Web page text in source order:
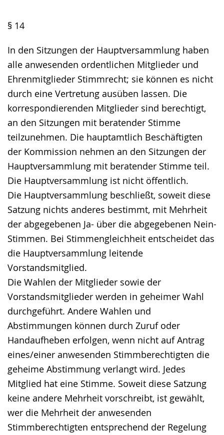
§ 14
In den Sitzungen der Hauptversammlung haben
alle anwesenden ordentlichen Mitglieder und
Ehrenmitglieder Stimmrecht; sie können es nicht
durch eine Vertretung ausüben lassen. Die
korrespondierenden Mitglieder sind berechtigt,
an den Sitzungen mit beratender Stimme
teilzunehmen. Die hauptamtlich Beschäftigten
der Kommission nehmen an den Sitzungen der
Hauptversammlung mit beratender Stimme teil.
Die Hauptversammlung ist nicht öffentlich.
Die Hauptversammlung beschließt, soweit diese
Satzung nichts anderes bestimmt, mit Mehrheit
der abgegebenen Ja- über die abgegebenen Nein-
Stimmen. Bei Stimmengleichheit entscheidet das
die Hauptversammlung leitende
Vorstandsmitglied.
Die Wahlen der Mitglieder sowie der
Vorstandsmitglieder werden in geheimer Wahl
durchgeführt. Andere Wahlen und
Abstimmungen können durch Zuruf oder
Handaufheben erfolgen, wenn nicht auf Antrag
eines/einer anwesenden Stimmberechtigten die
geheime Abstimmung verlangt wird. Jedes
Mitglied hat eine Stimme. Soweit diese Satzung
keine andere Mehrheit vorschreibt, ist gewählt,
wer die Mehrheit der anwesenden
Stimmberechtigten entsprechend der Regelung